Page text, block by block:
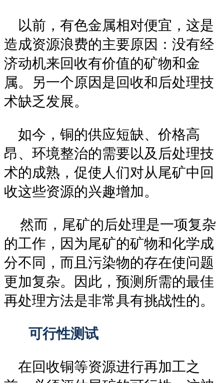
以前，有色金属相对便宜，这是
造成资源浪费的主要原因：没有经
济动机来回收有价值的矿物和金
属。另一个原因是回收和后处理技
术缺乏发展。
如今，铜的供应短缺、价格高
昂、环境整治的需要以及后处理技
术的成熟，促使人们对从尾矿中回
收这些资源的兴趣增加。
然而，尾矿的后处理是一项复杂
的工作，因为尾矿的矿物和化学成
分不同，而且污染物的存在使问题
更加复杂。因此，预测所需的最佳
再处理方法是非常具有挑战性的。
可行性测试
在回收铜等资源进行再加工之